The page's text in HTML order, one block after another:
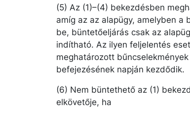
(5) Az (1)–(4) bekezdésben
amíg az az alapügy, amelyben a
be, büntetőeljárás csak az
indítható. Az ilyen feljelentés
meghatározott
befejezésének napján kezdődik.
(6) Nem büntethető az (1)
elkövetője, ha